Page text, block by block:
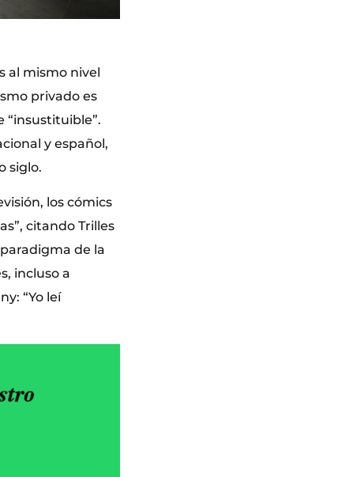
al mismo nivel
privado es
“insustituible”.
y español,
siglo.
los cómics
citando Trilles
de la
incluso a
“Yo leí